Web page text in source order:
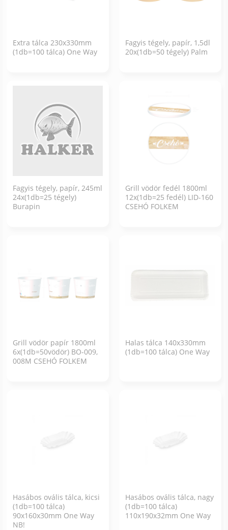
Extra tálca 230x330mm
(1db=100 tálca) One Way
Fagyis tégely, papír, 1,5dl
20x(1db=50 tégely) Palm
Fagyis tégely, papír, 245ml
24x(1db=25 tégely)
Burapin
Grill vödör fedél 1800ml
12x(1db=25 fedél) LID-160
CSEHÓ FOLKEM
Grill vödör papír 1800ml
6x(1db=50vödör) BO-009,
008M CSEHÓ FOLKEM
Halas tálca 140x330mm
(1db=100 tálca) One Way
Hasábos ovális tálca, kicsi
(1db=100 tálca)
90x160x30mm One Way
NB!
Hasábos ovális tálca, nagy
(1db=100 tálca)
110x190x32mm One Way